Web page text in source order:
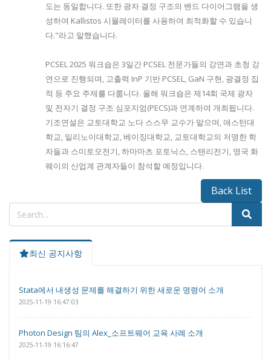
도는 동일합니다. 또한 광자 결정 구조의 밴드 다이어그램을 생
성하여 Kallistos 시뮬레이터를 사용하여 최적화할 수 있습니
다."라고 말했습니다.
PCSEL 2025 워크숍은 3일간 PCSEL 전문가들의 강연과 초청 강
연으로 진행되며, 고출력 InP 기반 PCSEL, GaN 구현, 광결정 집
적 등 주요 주제를 다룹니다. 올해 워크숍은 제14회 국제 광자
및 전자기 결정 구조 심포지엄(PECS)과 연계하여 개최됩니다.
기조연설은 교토대학교 노다 스스무 교수가 맡으며, 애스턴대
학교, 일리노이대학교, 베이징대학교, 교토대학교의 저명한 학
자들과 스미토모전기, 하마마츠 포토닉스, 스탠리전기, 영국 화
웨이의 산업계 관계자들이 참석할 예정입니다.
Back List
최신 공지사항
Stata에서 내생성 문제를 해결하기 위한 새로운 명령어 소개
2025-11-19 16:47:03
Photon Design 팀의 Alex_소프트웨어 교육 사례 소개
2025-11-19 16:16:47